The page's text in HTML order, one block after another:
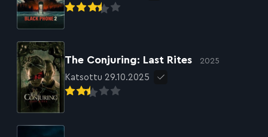
The Conjuring: Last Rites 2025
Katsottu 29.10.2025